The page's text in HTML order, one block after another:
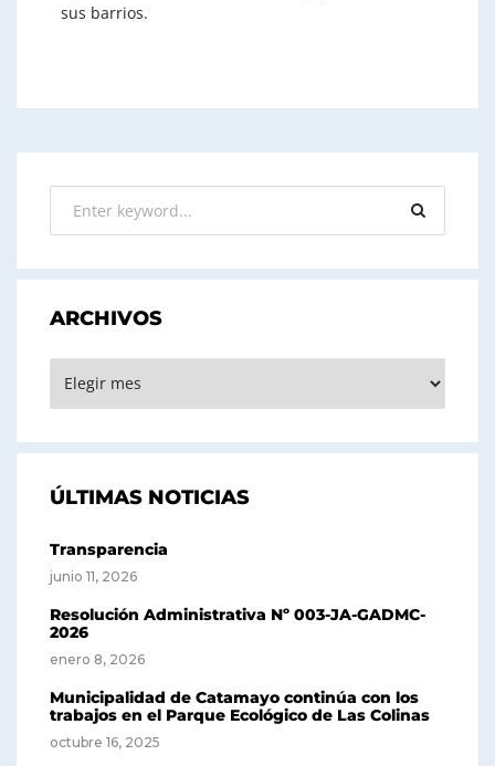
sus barrios.
ARCHIVOS
ÚLTIMAS NOTICIAS
Transparencia
junio 11, 2026
Resolución Administrativa Nº 003-JA-GADMC-
2026
enero 8, 2026
Municipalidad de Catamayo continúa con los
trabajos en el Parque Ecológico de Las Colinas
octubre 16, 2025